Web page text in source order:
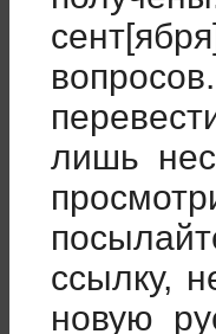
лишь
ссылку,
новую